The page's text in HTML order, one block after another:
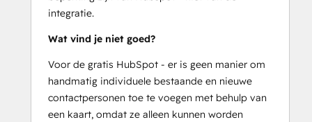
integratie.
Wat vind je niet goed?
Voor de gratis HubSpot - er is geen manier om
handmatig individuele bestaande en nieuwe
contactpersonen toe te voegen met behulp van
een kaart, omdat ze alleen kunnen worden